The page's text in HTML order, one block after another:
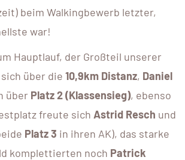
beim Walkingbewerb letzter,
war!
Hauptlauf, der Großteil unserer
über die 10,9km Distanz, Daniel
über Platz 2 (Klassensieg), ebenso
freute sich Astrid Resch und
Platz 3 in ihren AK), das starke
komplettierten noch Patrick